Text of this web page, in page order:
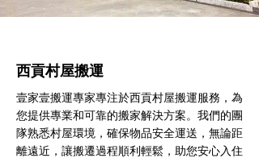
西貢村屋搬運
壹家壹搬運專家專注於西貢村屋搬運服務，為
您提供專業和可靠的搬家解決方案。我們的團
隊熟悉村屋環境，確保物品安全運送，無論距
離遠近，讓搬遷過程順利輕鬆，助您安心入住